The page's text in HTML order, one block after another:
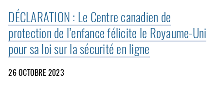
DÉCLARATION : Le Centre canadien de
protection de l’enfance félicite le Royaume-Uni
pour sa loi sur la sécurité en ligne
26 OCTOBRE 2023